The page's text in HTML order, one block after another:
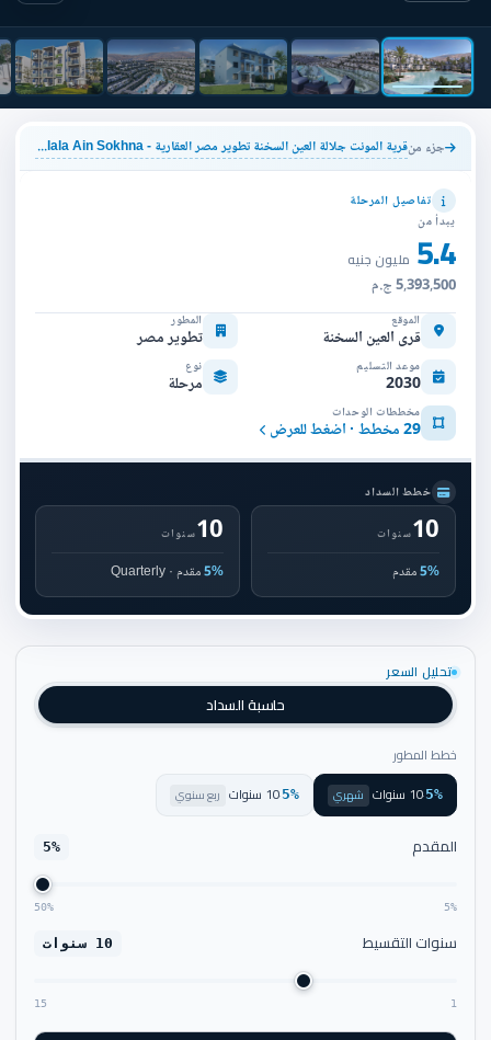
جزء من قرية المونت جلالة العين السخنة تطوير مصر العقارية - IL Monte Galala Ain Sokhna
تفاصيل المرحلة
يبدأ من
5.4 مليون جنيه
5,393,500 ج.م
الموقع
قرى العين السخنة
المطور
تطوير مصر
موعد التسليم
2030
نوع
مرحلة
مخططات الوحدات
29 مخطط · اضغط للعرض
خطط السداد
10سنوات
5%مقدم
10سنوات
5%مقدم · Quarterly
تحليل السعر
حاسبة السداد
خطط المطور
5%
·10 سنوات شهري 5%
·10 سنوات ربع سنوي
المقدم 5%
5%
50%
سنوات التقسيط 10 سنوات
1
15